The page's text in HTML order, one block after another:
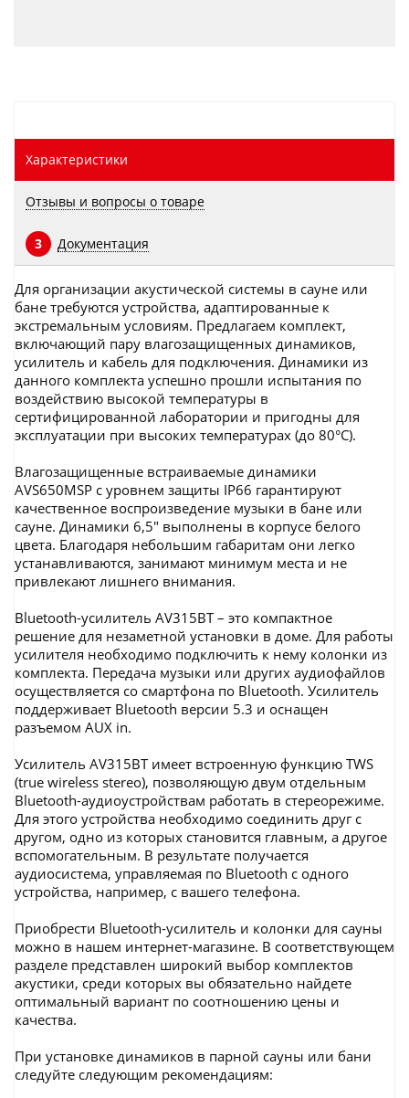
Характеристики
Отзывы и вопросы о товаре
3 Документация
Для организации акустической системы в сауне или
бане требуются устройства, адаптированные к
экстремальным условиям. Предлагаем комплект,
включающий пару влагозащищенных динамиков,
усилитель и кабель для подключения. Динамики из
данного комплекта успешно прошли испытания по
воздействию высокой температуры в
сертифицированной лаборатории и пригодны для
эксплуатации при высоких температурах (до 80°C).
Влагозащищенные встраиваемые динамики
AVS650MSP с уровнем защиты IP66 гарантируют
качественное воспроизведение музыки в бане или
сауне. Динамики 6,5" выполнены в корпусе белого
цвета. Благодаря небольшим габаритам они легко
устанавливаются, занимают минимум места и не
привлекают лишнего внимания.
Bluetooth-усилитель AV315BT – это компактное
решение для незаметной установки в доме. Для работы
усилителя необходимо подключить к нему колонки из
комплекта. Передача музыки или других аудиофайлов
осуществляется со смартфона по Bluetooth. Усилитель
поддерживает Bluetooth версии 5.3 и оснащен
разъемом AUX in.
Усилитель AV315BT имеет встроенную функцию TWS
(true wireless stereo), позволяющую двум отдельным
Bluetooth-аудиоустройствам работать в стереорежиме.
Для этого устройства необходимо соединить друг с
другом, одно из которых становится главным, а другое
вспомогательным. В результате получается
аудиосистема, управляемая по Bluetooth с одного
устройства, например, с вашего телефона.
Приобрести Bluetooth-усилитель и колонки для сауны
можно в нашем интернет-магазине. В соответствующем
разделе представлен широкий выбор комплектов
акустики, среди которых вы обязательно найдете
оптимальный вариант по соотношению цены и
качества.
При установке динамиков в парной сауны или бани
следуйте следующим рекомендациям: